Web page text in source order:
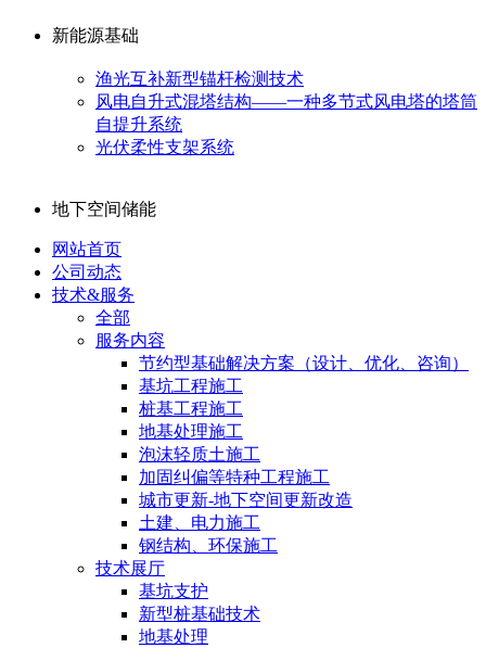
新能源基础
渔光互补新型锚杆检测技术
风电自升式混塔结构——一种多节式风电塔的塔筒
自提升系统
光伏柔性支架系统
地下空间储能
网站首页
公司动态
技术&服务
全部
服务内容
节约型基础解决方案（设计、优化、咨询）
基坑工程施工
桩基工程施工
地基处理施工
泡沫轻质土施工
加固纠偏等特种工程施工
城市更新-地下空间更新改造
土建、电力施工
钢结构、环保施工
技术展厅
基坑支护
新型桩基础技术
地基处理